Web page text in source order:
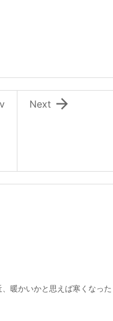

Next
かと思えば寒くなった